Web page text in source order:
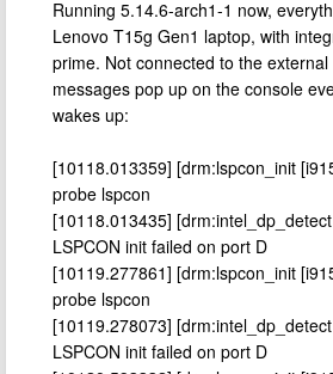
Running 5.14.6-arch1-1 now,
Lenovo T15g Gen1 laptop, with
prime. Not connected to the
messages pop up on the console
wakes up:
[10118.013359] [drm:lspcon_init
probe lspcon
[10118.013435]
LSPCON init failed on port D
[10119.277861] [drm:lspcon_init
probe lspcon
[10119.278073]
LSPCON init failed on port D